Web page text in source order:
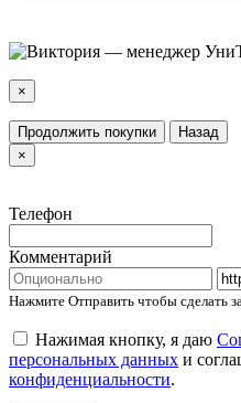
×
Продолжить покупки
Назад
×
Телефон
Комментарий
Нажмите Отправить чтобы сделать
Нажимая кнопку, я даю
персональных данных и
конфиденциальности.